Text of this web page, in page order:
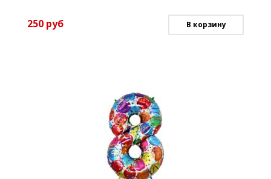
250 руб В корзину